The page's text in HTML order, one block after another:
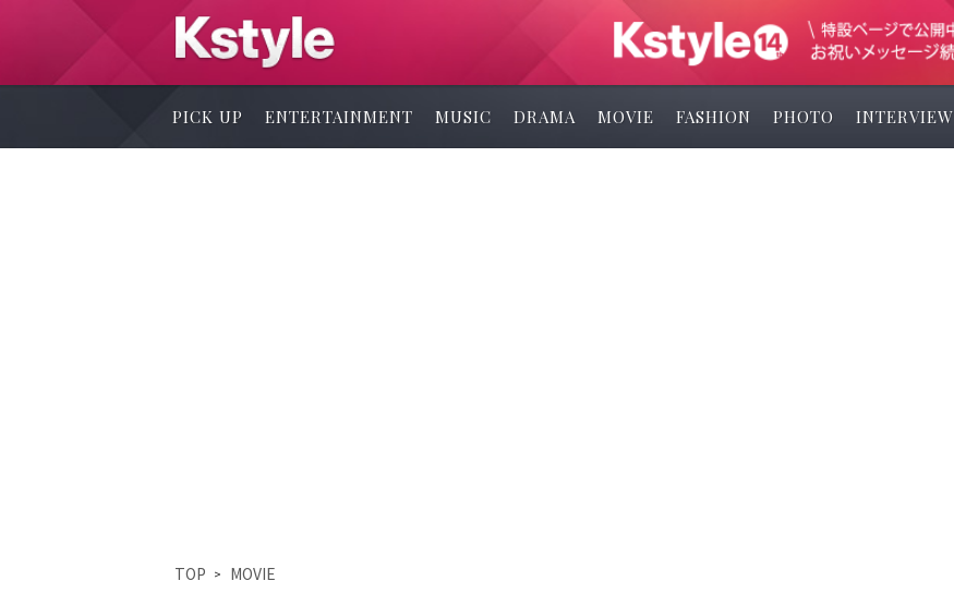
PICK UP ENTERTAINMENT MUSIC DRAMA MOVIE FASHION PHOTO INTERVIEW
TOP MOVIE